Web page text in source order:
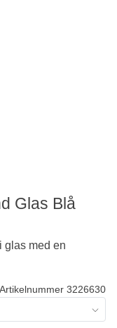
Artikelnummer 3226630
Glas Blå
glas med en